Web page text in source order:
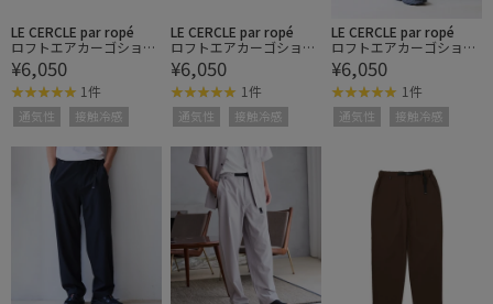
LE CERCLE par ropé
ロフトエアカーゴショー
ツ/セットアップ対応/接
触冷感/UVケア
¥6,050
1件
通気性 接触冷感
LE CERCLE par ropé
ロフトエアカーゴショー
ツ/セットアップ対応/接
触冷感/UVケア
¥6,050
1件
通気性 接触冷感
LE CERCLE par ropé
ロフトエアカーゴショー
ツ/セットアップ対応/接
触冷感/UVケア
¥6,050
1件
通気性 接触冷感